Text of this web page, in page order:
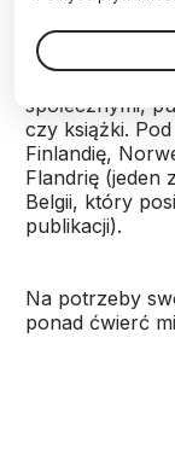
dr. hab.
A.
jakim języku
społecznymi,
czy książki.
Finlandię,
Flandrię (jeden
Belgii, który
publikacji).
Na potrzeby
ponad ćwierć